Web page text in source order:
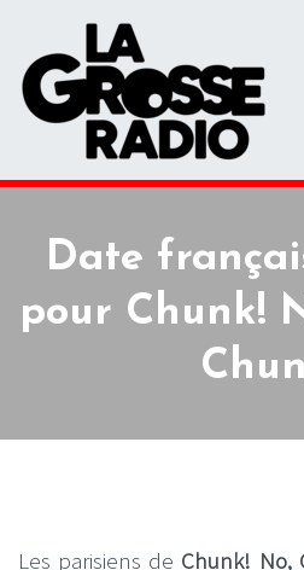
Date
pour Chunk!
Les parisiens de Chunk! No,